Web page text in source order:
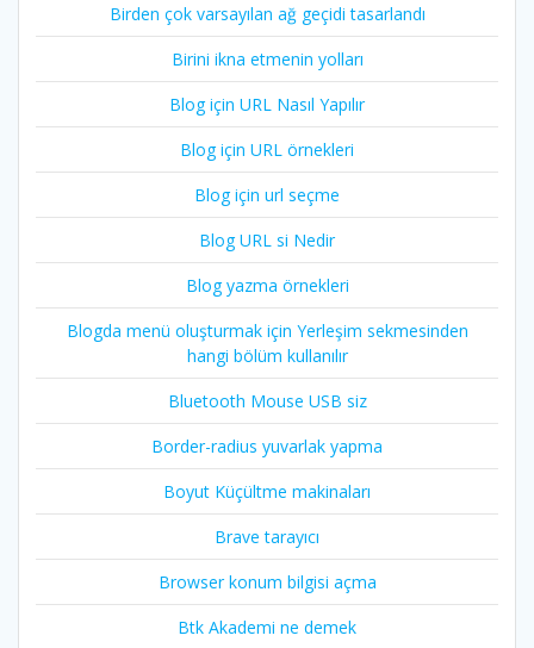
Birden çok varsayılan ağ geçidi tasarlandı
Birini ikna etmenin yolları
Blog için URL Nasıl Yapılır
Blog için URL örnekleri
Blog için url seçme
Blog URL si Nedir
Blog yazma örnekleri
Blogda menü oluşturmak için Yerleşim sekmesinden
hangi bölüm kullanılır
Bluetooth Mouse USB siz
Border-radius yuvarlak yapma
Boyut Küçültme makinaları
Brave tarayıcı
Browser konum bilgisi açma
Btk Akademi ne demek